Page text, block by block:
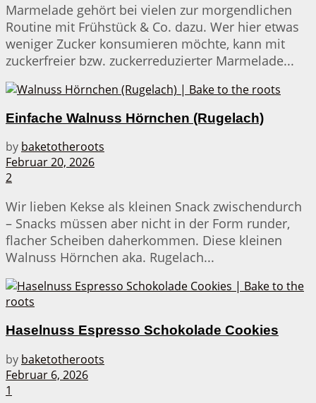
Marmelade gehört bei vielen zur morgendlichen
Routine mit Frühstück & Co. dazu. Wer hier etwas
weniger Zucker konsumieren möchte, kann mit
zuckerfreier bzw. zuckerreduzierter Marmelade...
Einfache Walnuss Hörnchen (Rugelach)
by baketotheroots
Februar 20, 2026
2
Wir lieben Kekse als kleinen Snack zwischendurch
– Snacks müssen aber nicht in der Form runder,
flacher Scheiben daherkommen. Diese kleinen
Walnuss Hörnchen aka. Rugelach...
Haselnuss Espresso Schokolade Cookies
by baketotheroots
Februar 6, 2026
1